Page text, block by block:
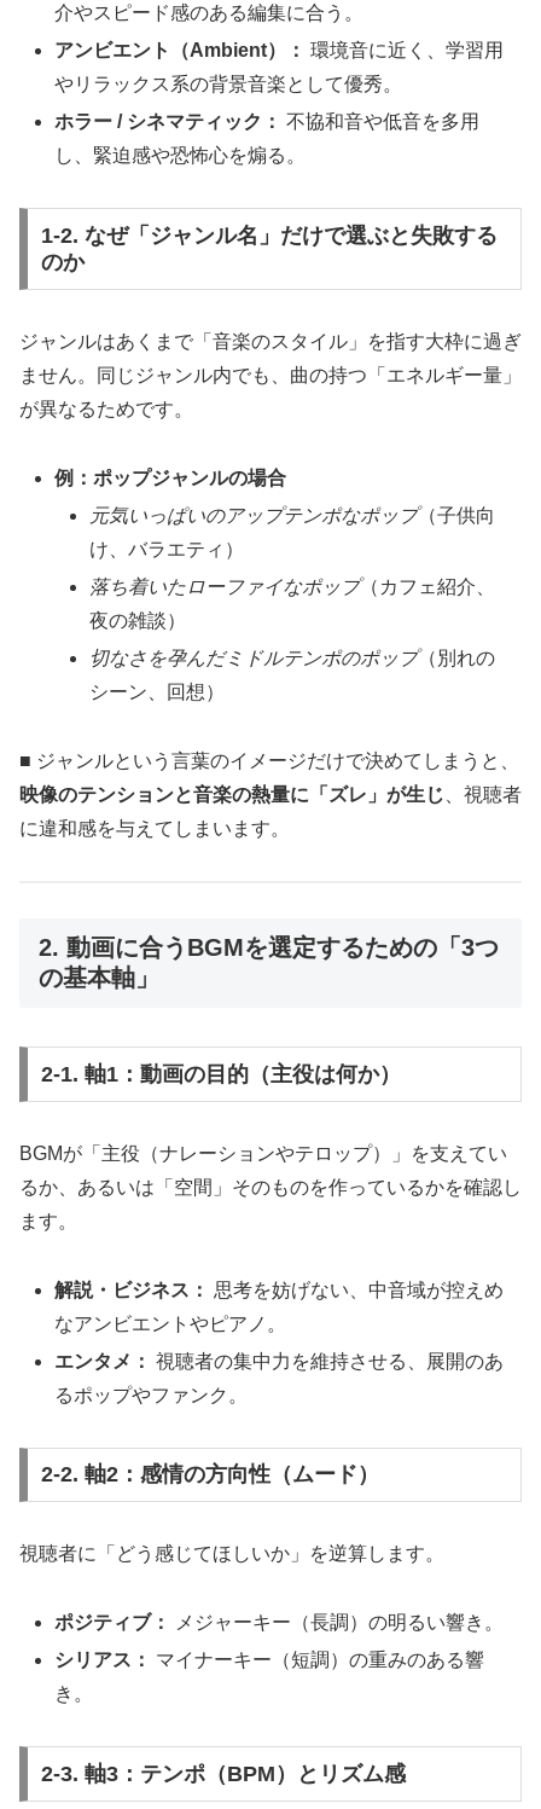
介やスピード感のある編集に合う。
アンビエント（Ambient）： 環境音に近く、学習用
やリラックス系の背景音楽として優秀。
ホラー / シネマティック： 不協和音や低音を多用
し、緊迫感や恐怖心を煽る。
1-2. なぜ「ジャンル名」だけで選ぶと失敗する
のか
ジャンルはあくまで「音楽のスタイル」を指す大枠に過ぎ
ません。同じジャンル内でも、曲の持つ「エネルギー量」
が異なるためです。
例：ポップジャンルの場合
元気いっぱいのアップテンポなポップ（子供向
け、バラエティ）
落ち着いたローファイなポップ（カフェ紹介、
夜の雑談）
切なさを孕んだミドルテンポのポップ（別れの
シーン、回想）
■ ジャンルという言葉のイメージだけで決めてしまうと、
映像のテンションと音楽の熱量に「ズレ」が生じ 、視聴者
に違和感を与えてしまいます。
2. 動画に合うBGMを選定するための「3つ
の基本軸」
2-1. 軸1：動画の目的（主役は何か）
BGMが「主役（ナレーションやテロップ）」を支えてい
るか、あるいは「空間」そのものを作っているかを確認し
ます。
解説・ビジネス：
思考を妨げない、中音域が控えめ
なアンビエントやピアノ。
エンタメ： 視聴者の集中力を維持させる、展開のあ
るポップやファンク。
2-2. 軸2：感情の方向性（ムード）
視聴者に「どう感じてほしいか」を逆算します。
ポジティブ：
メジャーキー（長調）の明るい響き。
シリアス：
マイナーキー（短調）の重みのある響
き。
2-3. 軸3：テンポ（BPM）とリズム感